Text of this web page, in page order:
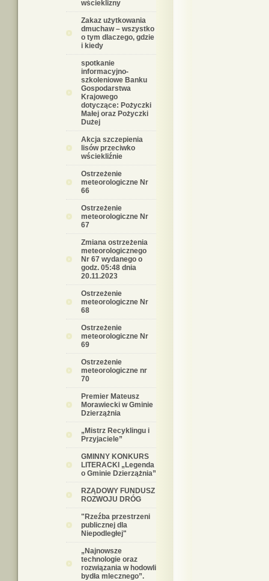
wścieklizny
Zakaz użytkowania
dmuchaw – wszystko
o tym dlaczego, gdzie
i kiedy
spotkanie
informacyjno-
szkoleniowe Banku
Gospodarstwa
Krajowego
dotyczące: Pożyczki
Małej oraz Pożyczki
Dużej
Akcja szczepienia
lisów przeciwko
wściekliźnie
Ostrzeżenie
meteorologiczne Nr
66
Ostrzeżenie
meteorologiczne Nr
67
Zmiana ostrzeżenia
meteorologicznego
Nr 67 wydanego o
godz. 05:48 dnia
20.11.2023
Ostrzeżenie
meteorologiczne Nr
68
Ostrzeżenie
meteorologiczne Nr
69
Ostrzeżenie
meteorologiczne nr
70
Premier Mateusz
Morawiecki w Gminie
Dzierzążnia
„Mistrz Recyklingu i
Przyjaciele”
GMINNY KONKURS
LITERACKI „Legenda
o Gminie Dzierzążnia”
RZĄDOWY FUNDUSZ
ROZWOJU DRÓG
"Rzeźba przestrzeni
publicznej dla
Niepodległej"
„Najnowsze
technologie oraz
rozwiązania w hodowli
bydła mlecznego”.